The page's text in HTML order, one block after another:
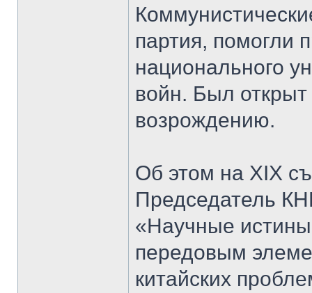
партия, помогли
национального
войн. Был
возрождению.
Об этом на XIX
Председатель
«Научные
передовым
китайских